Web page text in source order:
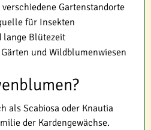
Gartenstandorte
für Insekten
lange Blütezeit
und Wildblumenwiesen
als Scabiosa oder Knautia
der Kardengewächse.